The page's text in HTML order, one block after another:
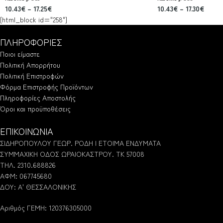
10.43€ – 17.25€ 10.43€ – 17.30€
[html_block id="258"]
ΠΛΗΡΟΦΟΡΙΕΣ
Ποιοι είμαστε
Πολιτική Απορρήτου
Πολιτική Επιστροφών
Φόρμα Επιστροφής Προϊόντων
Πληροφορίες Αποστολής
Όροι και προϋποθέσεις
ΕΠΙΚΟΙΝΩΝΙΑ
ΣΙΔΗΡΟΠΟΥΛΟΥ ΓΕΩΡ. ΡΟΔΗ | ΕΤΟΙΜΑ ΕΝΔΥΜΑΤΑ
ΣΥΜΜΑΧΙΚΗ ΟΔΟΣ ΩΡΑΙΟΚΑΣΤΡΟΥ. ΤΚ 57008
ΤΗΛ. 2310.688826
ΑΦΜ: 067745680
ΔΟΥ: Α' ΘΕΣΣΑΛΟΝΙΚΗΣ
Αριθμός ΓΕΜΗ: 120376305000